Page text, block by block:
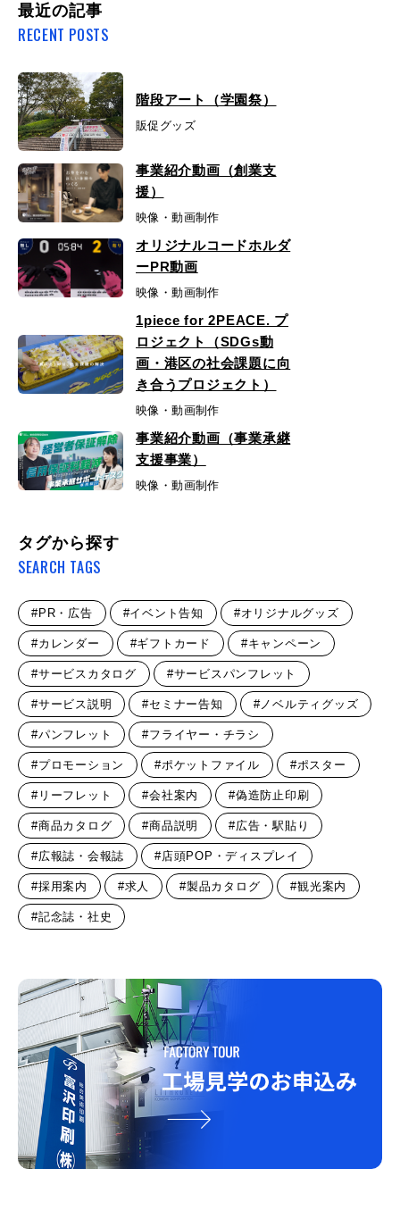
最近の記事
RECENT POSTS
階段アート（学園祭）
販促グッズ
事業紹介動画（創業支
援）
映像・動画制作
オリジナルコードホルダ
ーPR動画
映像・動画制作
1piece for 2PEACE. プ
ロジェクト（SDGs動
画・港区の社会課題に向
き合うプロジェクト）
映像・動画制作
事業紹介動画（事業承継
支援事業）
映像・動画制作
タグから探す
SEARCH TAGS
#PR・広告 #イベント告知 #オリジナルグッズ
#カレンダー #ギフトカード #キャンペーン
#サービスカタログ #サービスパンフレット
#サービス説明 #セミナー告知 #ノベルティグッズ
#パンフレット #フライヤー・チラシ
#プロモーション #ポケットファイル #ポスター
#リーフレット #会社案内 #偽造防止印刷
#商品カタログ #商品説明 #広告・駅貼り
#広報誌・会報誌 #店頭POP・ディスプレイ
#採用案内 #求人 #製品カタログ #観光案内
#記念誌・社史